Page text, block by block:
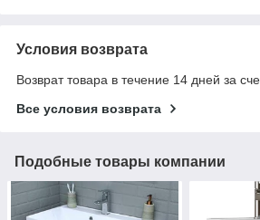
Условия возврата
Возврат товара в течение 14 дней за
Все условия возврата
Подобные товары компании